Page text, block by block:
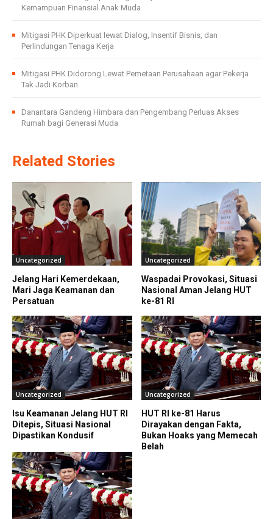
Kemampuan Finansial Anak Muda
Mitigasi PHK Diperkuat lewat Dialog, Insentif Bisnis, dan
Perlindungan Tenaga Kerja
Mitigasi PHK Didorong Lewat Pemetaan Perusahaan agar Pekerja
Tak Jadi Korban
Danantara Gandeng Himbara dan Pengembang Perluas Akses
Rumah bagi Generasi Muda
Related Stories
Uncategorized
Jelang Hari Kemerdekaan,
Mari Jaga Keamanan dan
Persatuan
Uncategorized
Waspadai Provokasi, Situasi
Nasional Aman Jelang HUT
ke-81 RI
Uncategorized
Isu Keamanan Jelang HUT RI
Ditepis, Situasi Nasional
Dipastikan Kondusif
Uncategorized
HUT RI ke-81 Harus
Dirayakan dengan Fakta,
Bukan Hoaks yang Memecah
Belah